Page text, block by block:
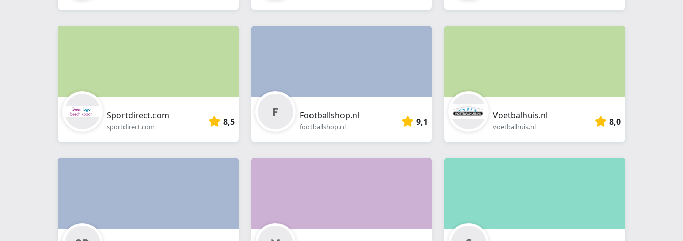
Sportdirect.com
sportdirect.com 8,5
Footballshop.nl
footballshop.nl 9,1
Voetbalhuis.nl
voetbalhuis.nl 8,0